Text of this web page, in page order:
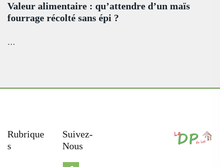
Valeur alimentaire : qu’attendre d’un maïs
fourrage récolté sans épi ?
…
Rubrique
S
Suivez-
Nous